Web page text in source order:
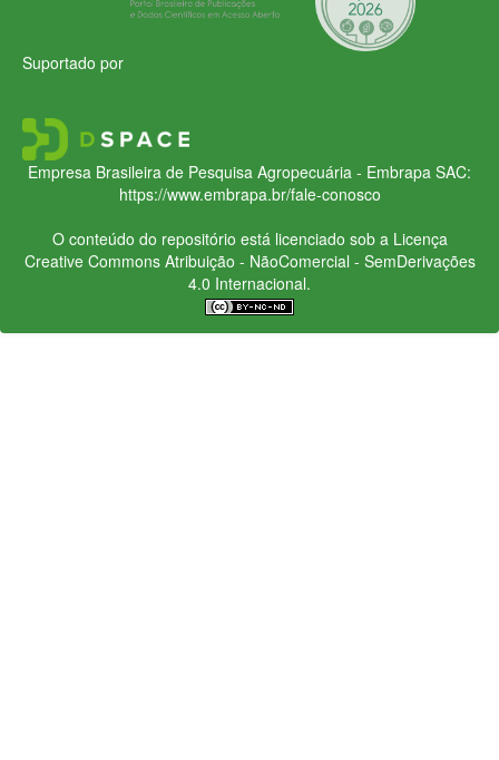
Suportado por
Empresa Brasileira de Pesquisa Agropecuária - Embrapa SAC:
https://www.embrapa.br/fale-conosco
O conteúdo do repositório está licenciado sob a Licença
Creative CommonsAtribuição - NãoComercial - SemDerivações
4.0 Internacional.